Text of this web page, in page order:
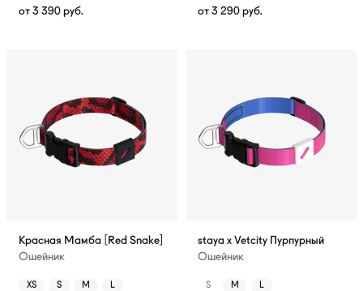
от 3 390 руб. от 3 290 руб.
Красная Мамба [Red Snake]
Ошейник
XS S M L
staya x Vetcity Пурпурный
Ошейник
S M L